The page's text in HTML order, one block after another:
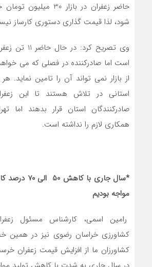
حاضر زعفران در بازار 30
شود، لذا قیمت گذاری دستوری کارساز
وی تصریح کرد:
است اما صادرکننده در فصلی که می
از بازار نمی تواند آن را تامین نماید.
استانی در تلاش هستند تا این
صادرکنندگان استان قرار بدهند اما
همکاری لازم را نداشته است.
*سال جاری با
مواجه بودیم
رامین اسمی، کارشناس مسئول
کشاورزی خراسان رضوی نیز در همین
کشاورزان ما از افزایش قیمت زعفران